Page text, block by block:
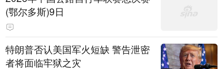
(鄂尔多斯)9日
特朗普否认美国军火短缺 警告泄密
者将面临牢狱之灾